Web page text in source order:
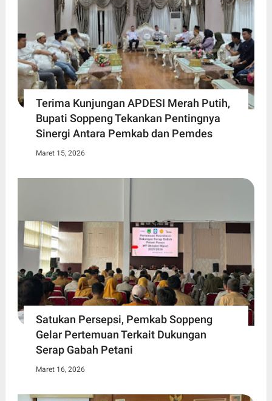
Terima Kunjungan APDESI Merah Putih,
Bupati Soppeng Tekankan Pentingnya
Sinergi Antara Pemkab dan Pemdes
Maret 15, 2026
Satukan Persepsi, Pemkab Soppeng
Gelar Pertemuan Terkait Dukungan
Serap Gabah Petani
Maret 16, 2026